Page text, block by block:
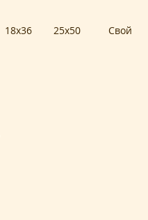
18x36 25x50 Свой